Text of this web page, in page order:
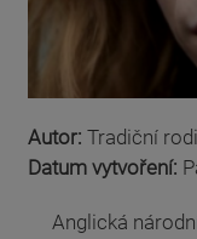
Autor: Tradiční
Datum vytvoření:
Anglická